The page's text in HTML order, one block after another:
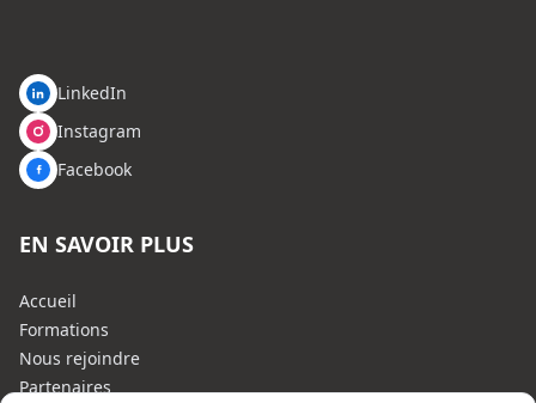
LinkedIn
Instagram
Facebook
EN SAVOIR PLUS
Accueil
Formations
Nous rejoindre
Partenaires